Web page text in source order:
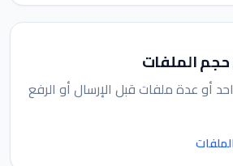
الملفات
عدة ملفات قبل الإرسال أو الرفع